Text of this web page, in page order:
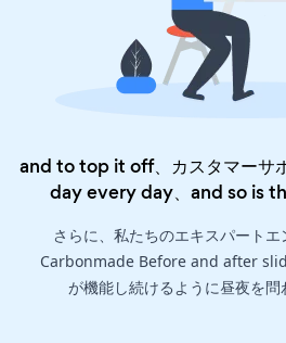
and to top it off、カスタマーサ
day every day、and so is
さらに、私たちのエキスパートエ
Carbonmade Before and after
が機能し続けるように昼夜を問